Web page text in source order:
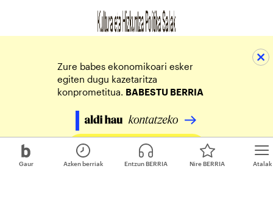
Gaur Atalak
Azken berriak Entzun BERRIA Nire BERRIA
Zure babes ekonomikoari esker
egiten dugu kazetaritza
konprometitua. BABESTU BERRIA
Egin zure ekarpena